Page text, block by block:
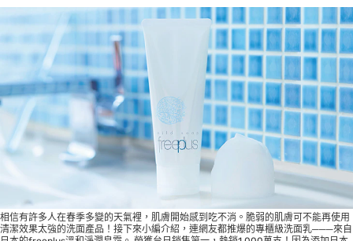
相信有許多人在春季多變的天氣裡，肌膚開始感到吃不消。脆弱的肌膚可不能再使用
清潔效果太強的洗面產品！接下來小編介紹，連網友都推爆的專櫃級洗面乳───來自